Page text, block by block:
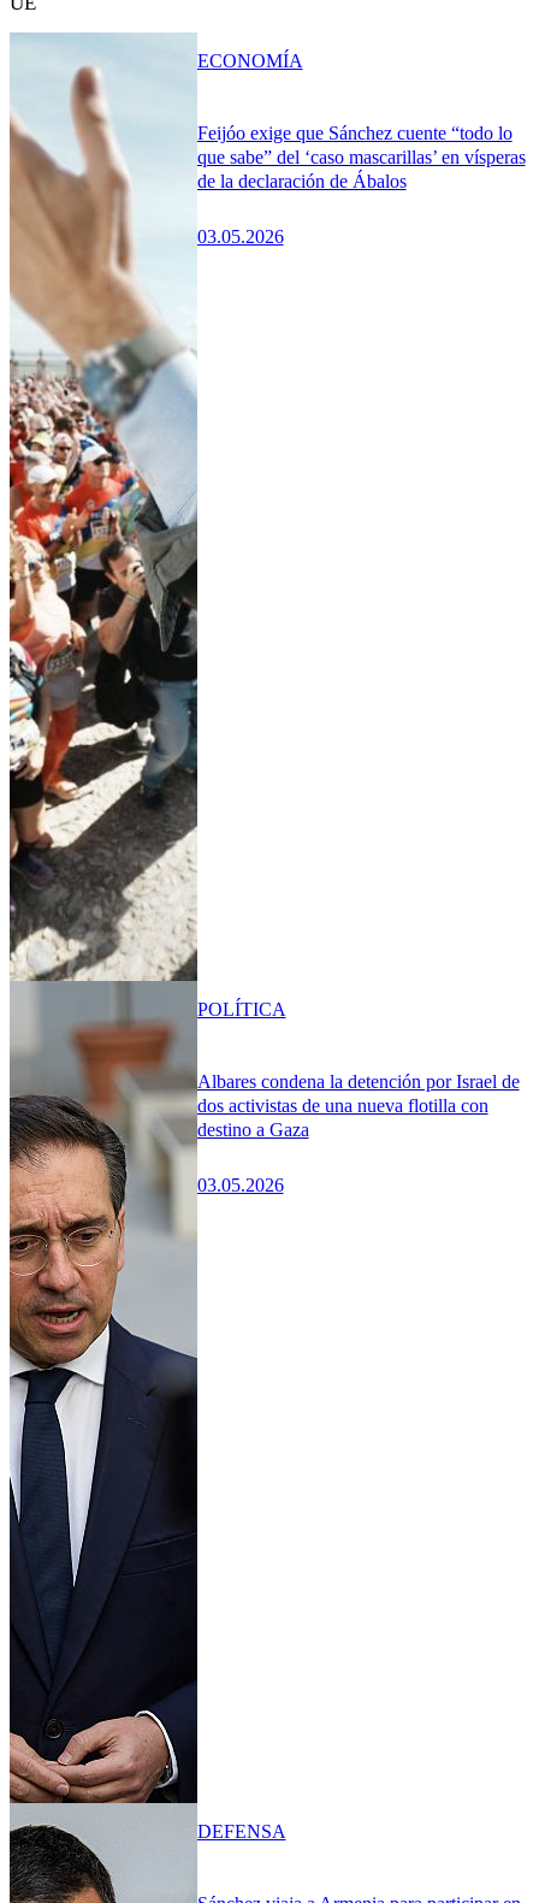
Feijóo exige que Sánchez cuente “todo lo
que sabe” del ‘caso mascarillas’ en vísperas
de la declaración de Ábalos
03.05.2026
ECONOMÍA
Albares condena la detención por Israel de
dos activistas de una nueva flotilla con
destino a Gaza
03.05.2026
POLÍTICA
DEFENSA